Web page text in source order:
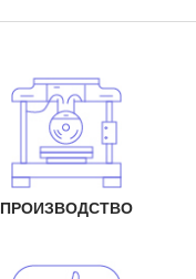
ПРОИЗВОДСТВО